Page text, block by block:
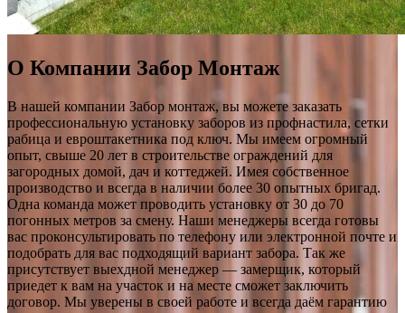
О Компании Забор Монтаж
В нашей компании Забор монтаж, вы можете заказать
профессиональную установку заборов из профнастила, сетки
рабица и евроштакетника под ключ. Мы имеем огромный
опыт, свыше 20 лет в строительстве ограждений для
загородных домой, дач и коттеджей. Имея собственное
производство и всегда в наличии более 30 опытных бригад.
Одна команда может проводить установку от 30 до 70
погонных метров за смену. Наши менеджеры всегда готовы
вас проконсультировать по телефону или электронной почте и
подобрать для вас подходящий вариант забора. Так же
присутствует выехдной менеджер — замерщик, который
приедет к вам на участок и на месте сможет заключить
договор. Мы уверены в своей работе и всегда даём гарантию